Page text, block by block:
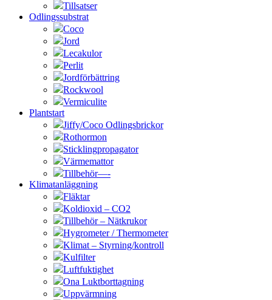
Tillsatser
Odlingssubstrat
Coco
Jord
Lecakulor
Perlit
Jordförbättring
Rockwool
Vermiculite
Plantstart
Jiffy/Coco Odlingsbrickor
Rothormon
Sticklingpropagator
Värmemattor
Tillbehör—-
Klimatanläggning
Fläktar
Koldioxid – CO2
Tillbehör – Nätkrukor
Hygrometer / Thermometer
Klimat – Styrning/kontroll
Kulfilter
Luftfuktighet
Ona Luktborttagning
Uppvärmning